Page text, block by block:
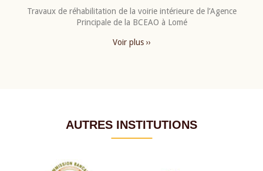
Travaux de réhabilitation de la voirie intérieure de l’Agence
Principale de la BCEAO à Lomé
Voir plus ››
AUTRES INSTITUTIONS